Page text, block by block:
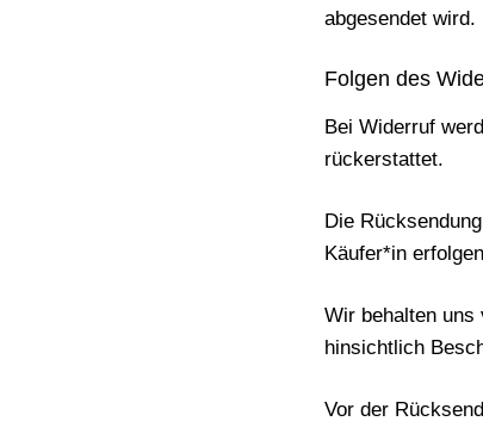
abgesendet wird.
Folgen des
Bei Widerruf
rückerstattet.
Die Rücksendung
Käufer*in
Wir behalten uns
hinsichtlich
Vor der